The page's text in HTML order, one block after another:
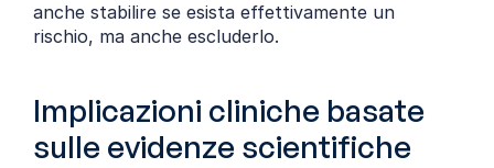
anche stabilire se esista effettivamente un
rischio, ma anche escluderlo.
Implicazioni cliniche basate
sulle evidenze scientifiche